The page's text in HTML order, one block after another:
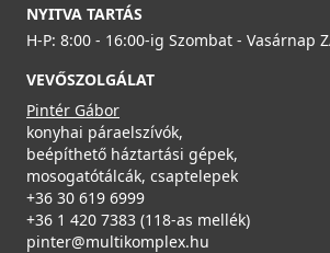
NYITVA TARTÁS
H-P: 8:00 - 16:00-ig Szombat - Vasárnap
VEVŐSZOLGÁLAT
Pintér Gábor
konyhai páraelszívók,
beépíthető háztartási gépek,
mosogatótálcák, csaptelepek
+36 30 619 6999
+36 1 420 7383 (118-as mellék)
pinter@multikomplex.hu